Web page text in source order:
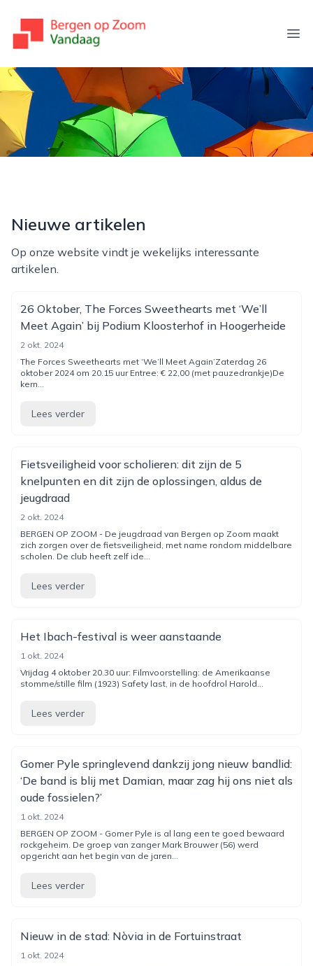
bergenopzoomvandaag.nl
Nieuwe artikelen
Op onze website vindt je wekelijks interessante
artikelen.
26 Oktober, The Forces Sweethearts met ‘We’ll
Meet Again’ bij Podium Kloosterhof in Hoogerheide
2 okt. 2024
The Forces Sweethearts met ‘We’ll Meet Again’Zaterdag 26
oktober 2024 om 20.15 uur Entree: € 22,00 (met pauzedrankje)De
kern...
Lees verder
Fietsveiligheid voor scholieren: dit zijn de 5
knelpunten en dit zijn de oplossingen, aldus de
jeugdraad
2 okt. 2024
BERGEN OP ZOOM - De jeugdraad van Bergen op Zoom maakt
zich zorgen over de fietsveiligheid, met name rondom middelbare
scholen. De club heeft zelf ide...
Lees verder
Het Ibach-festival is weer aanstaande
1 okt. 2024
Vrijdag 4 oktober 20.30 uur: Filmvoorstelling: de Amerikaanse
stomme/stille film (1923) Safety last, in de hoofdrol Harold...
Lees verder
Gomer Pyle springlevend dankzij jong nieuw bandlid:
‘De band is blij met Damian, maar zag hij ons niet als
oude fossielen?’
1 okt. 2024
BERGEN OP ZOOM - Gomer Pyle is al lang een te goed bewaard
rockgeheim. De groep van zanger Mark Brouwer (56) werd
opgericht aan het begin van de jaren...
Lees verder
Nieuw in de stad: Nòvia in de Fortuinstraat
1 okt. 2024